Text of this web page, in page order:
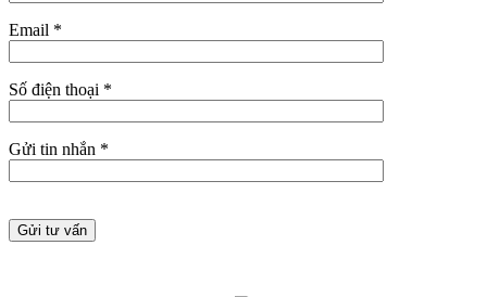
Email *
Số điện thoại *
Gửi tin nhắn *